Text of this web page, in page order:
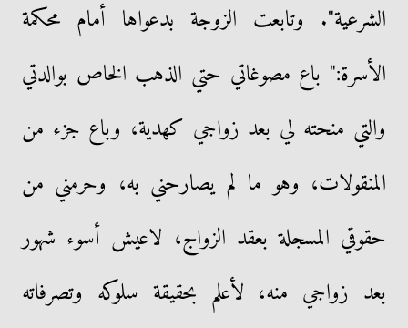
الشرعية". وتابعت الزوجة بدعواها أمام محكمة
الأسرة:" باع مصوغاتي حتي الذهب الخاص بوالدتي
والتي منحته لي بعد زواجي كهدية، وباع جزء من
المنقولات، وهو ما لم يصارحني به، وحرمني من
حقوقي المسجلة بعقد الزواج، لاعيش أسوء شهور
بعد زواجي منه، لأعلم بحقيقة سلوكه وتصرفاته